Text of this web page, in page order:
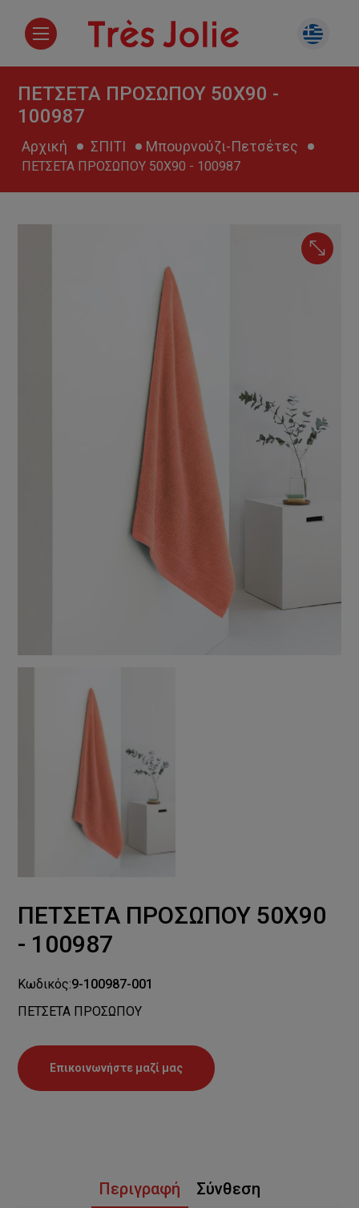
ΠΕΤΣΕΤΑ ΠΡΟΣΩΠΟΥ 50Χ90 -
100987
Αρχική ΣΠΙΤΙ Μπουρνούζι-Πετσέτες
ΠΕΤΣΕΤΑ ΠΡΟΣΩΠΟΥ 50Χ90 - 100987
ΠΕΤΣΕΤΑ ΠΡΟΣΩΠΟΥ 50Χ90
- 100987
Κωδικός:9-100987-001
ΠΕΤΣΕΤΑ ΠΡΟΣΩΠΟΥ
Επικοινωνήστε μαζί μας
Περιγραφή Σύνθεση